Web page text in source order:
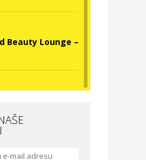
Beauty Lounge –